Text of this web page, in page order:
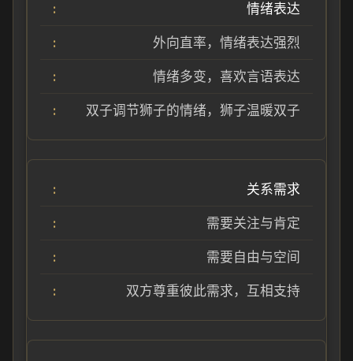
情绪表达
外向直率，情绪表达强烈
情绪多变，喜欢言语表达
双子调节狮子的情绪，狮子温暖双子
关系需求
需要关注与肯定
需要自由与空间
双方尊重彼此需求，互相支持